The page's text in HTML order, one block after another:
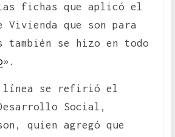
fichas que aplicó el
que son para
también se hizo en todo
».
línea se refirió el
Social,
quien agregó que